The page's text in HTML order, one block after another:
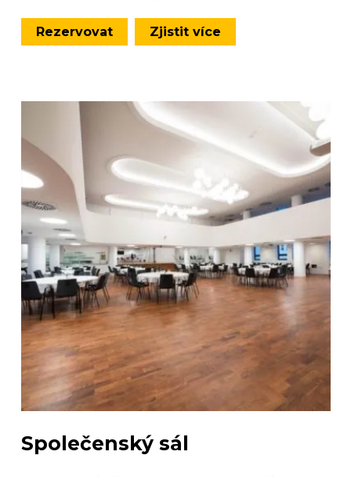
Rezervovat Zjistit více
Společenský sál